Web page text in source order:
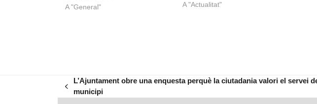
A "General"
de febrer, amb la Rueta. I
A "Actualitat"
previous
L’Ajuntament obre una enquesta perquè la ciutadania valori el servei
municipi